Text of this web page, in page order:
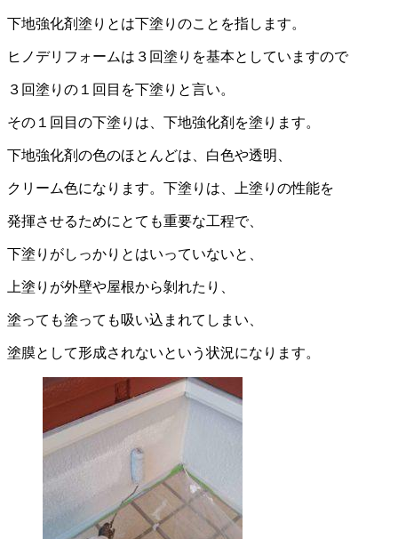
下地強化剤塗りとは下塗りのことを指します。
ヒノデリフォームは３回塗りを基本としていますので
３回塗りの１回目を下塗りと言い。
その１回目の下塗りは、下地強化剤を塗ります。
下地強化剤の色のほとんどは、白色や透明、
クリーム色になります。下塗りは、上塗りの性能を
発揮させるためにとても重要な工程で、
下塗りがしっかりとはいっていないと、
上塗りが外壁や屋根から剝れたり、
塗っても塗っても吸い込まれてしまい、
塗膜として形成されないという状況になります。